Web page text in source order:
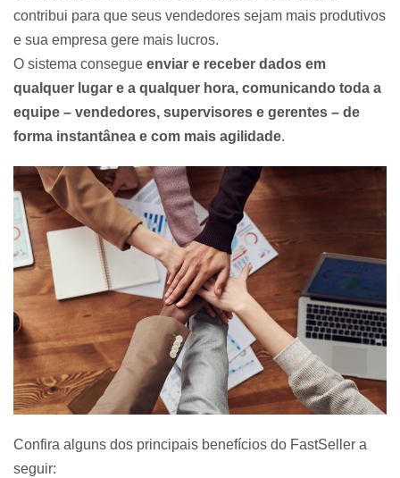
contribui para que seus vendedores sejam mais produtivos
e sua empresa gere mais lucros.
O sistema consegue enviar e receber dados em
qualquer lugar e a qualquer hora, comunicando toda a
equipe – vendedores, supervisores e gerentes – de
forma instantânea e com mais agilidade.
Confira alguns dos principais benefícios do FastSeller a
seguir: